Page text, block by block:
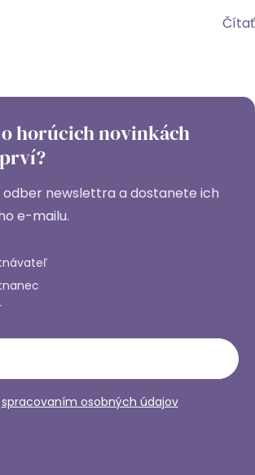
horúcich novinkách
odber newslettra a dostanete ich
e-mailu.
spracovaním osobných údajov